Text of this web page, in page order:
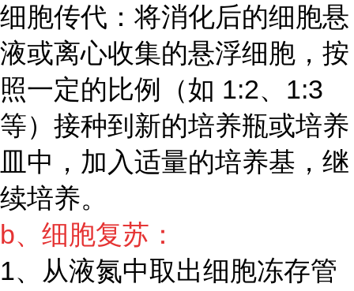
细胞传代：将消化后的细胞悬
液或离心收集的悬浮细胞，按
照一定的比例（如 1:2、1:3
等）接种到新的培养瓶或培养
皿中，加入适量的培养基，继
续培养。
b、细胞复苏：
1、从液氮中取出细胞冻存管